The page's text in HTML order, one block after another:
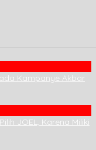
Kampanye Akbar
JOEL, Karena Miliki